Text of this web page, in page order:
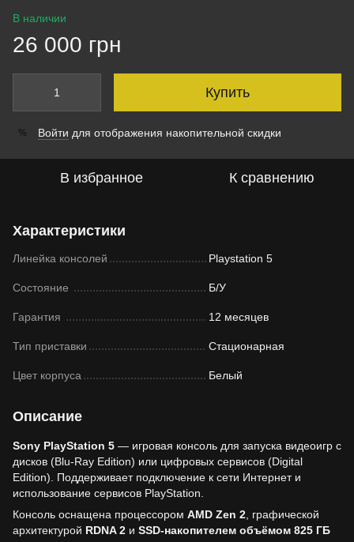
В наличии
26 000 грн
Купить
% Войти для отображения накопительной скидки
В избранное К сравнению
Характеристики
Линейка консолей Playstation 5
Состояние Б/У
Гарантия 12 месяцев
Тип приставки Стационарная
Цвет корпуса Белый
Описание
Sony PlayStation 5 — игровая консоль для запуска видеоигр с
дисков (Blu-Ray Edition) или цифровых сервисов (Digital
Edition). Поддерживает подключение к сети Интернет и
использование сервисов PlayStation.
Консоль оснащена процессором AMD Zen 2 , графической
архитектурой RDNA 2 и SSD-накопителем объёмом 825 ГБ